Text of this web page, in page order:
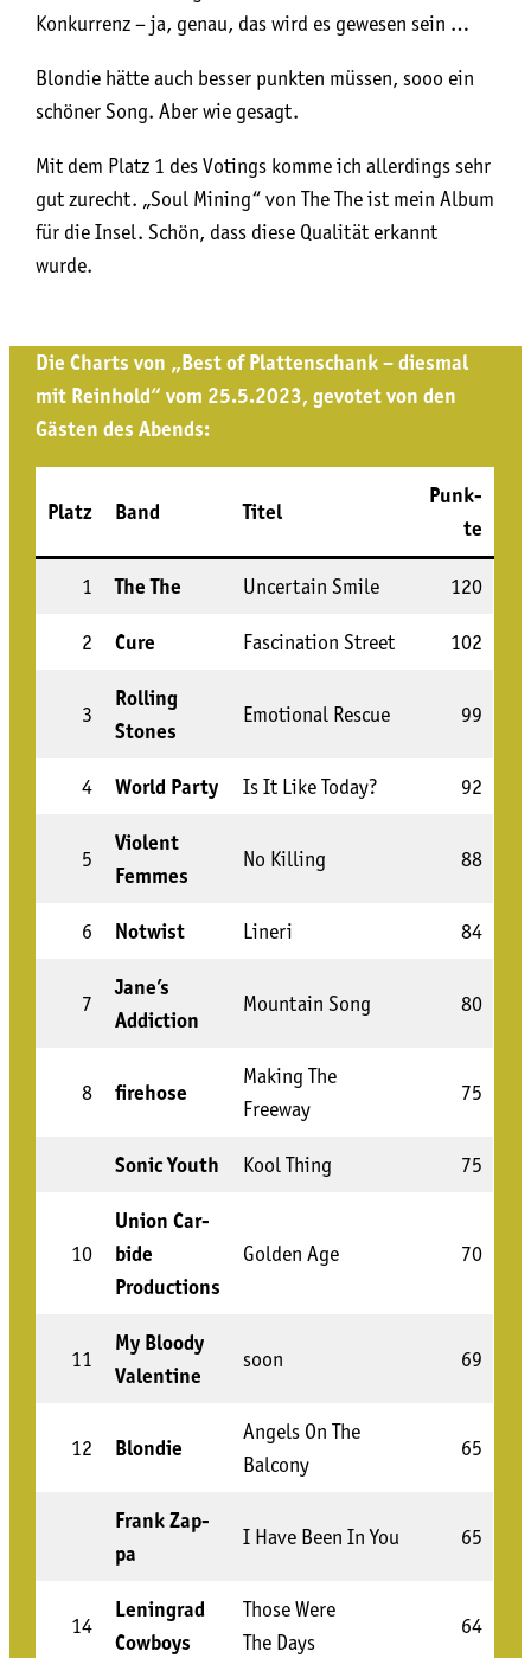
Kon­kur­renz – ja, genau, das wird es gewe­sen sein …
Blon­die hät­te auch bes­ser punk­ten müs­sen, sooo ein
schö­ner Song. Aber wie gesagt.
Mit dem Platz 1 des Votings kom­me ich aller­dings sehr
gut zurecht. „Soul Mining“ von The The ist mein Album
für die Insel. Schön, dass die­se Qua­li­tät erkannt
wurde.
Die Charts von „Best of Plat­ten­schank – dies­mal
mit Rein­hold“ vom 25.5.2023, gevo­tet von den
Gäs­ten des Abends:
Platz Band Titel
Punk­
te
1 The The Uncer­tain Smile 120
2 Cure Fasci­na­ti­on Street 102
3
Rol­ling
Stones
Emo­tio­nal Rescue 99
4 World Par­ty Is It Like Today? 92
5
Vio­lent
Femmes
No Kil­ling 88
6 Notwist Line­ri 84
7
Jane’s
Addic­tion
Moun­tain Song 80
8 fire­hose
Making The
Freeway
75
Sonic Youth Kool Thing 75
10
Uni­on Car­
bi­de
Productions
Gol­den Age 70
11
My Bloo­dy
Valentine
soon 69
12 Blon­die
Angels On The
Balcony
65
Frank Zap­
pa
I Have Been In You 65
14
Lenin­grad
Cowboys
Tho­se Were
The Days
64